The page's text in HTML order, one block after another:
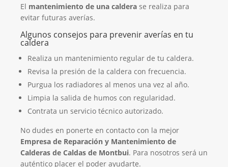
El mantenimiento de una caldera se realiza para
evitar futuras averías.
Algunos consejos para prevenir averías en tu
caldera
Realiza un mantenimiento regular de tu caldera.
Revisa la presión de la caldera con frecuencia.
Purgua los radiadores al menos una vez al año.
Limpia la salida de humos con regularidad.
Contrata un servicio técnico autorizado.
No dudes en ponerte en contacto con la mejor
Empresa de Reparación y Mantenimiento de
Calderas de Caldas de Montbui. Para nosotros será un
auténtico placer el poder ayudarte.